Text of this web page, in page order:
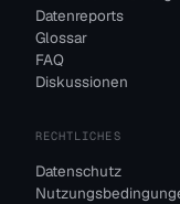
Datenreports
Glossar
FAQ
Diskussionen
RECHTLICHES
Datenschutz